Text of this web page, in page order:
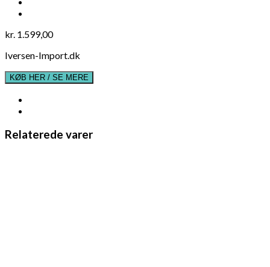
kr. 1.599,00
Iversen-Import.dk
KØB HER / SE MERE
Relaterede varer